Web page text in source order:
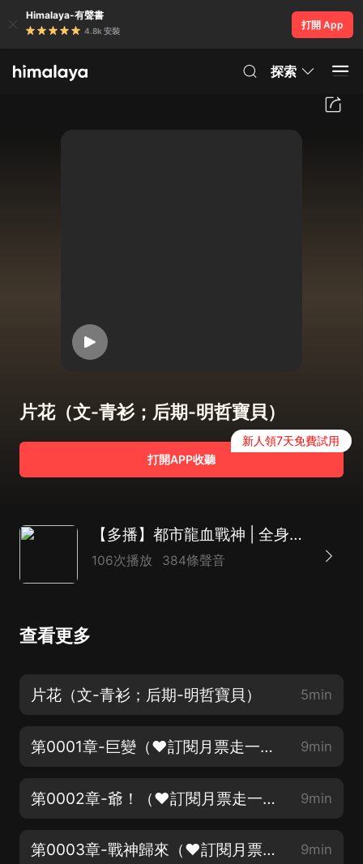
Himalaya-有聲書
4.8k 安裝
打開 App
探索
片花（文-青衫；后期-明哲寶貝）
打開APP收聽
新人領7天免費試用
【多播】都市龍血戰神 | 全身細胞都在燃燒 | 爽
106次播放 384條聲音
查看更多
片花（文-青衫；后期-明哲寶貝） 5min
第0001章-巨變（❤訂閱月票走一走，帥哥美女全富有❤） 9min
第0002章-爺！（❤訂閱月票走一走，帥哥美女全富有❤） 9min
第0003章-戰神歸來（❤訂閱月票走一走，帥哥美女全富有❤） 9min